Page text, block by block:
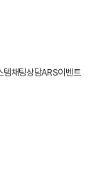
템채팅상담ARS이벤트